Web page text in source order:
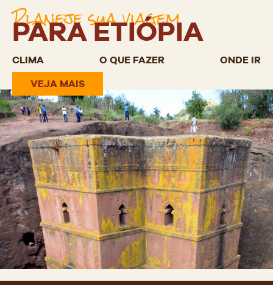
Planeje sua viagem
PARA ETIÓPIA
CLIMA O QUE FAZER ONDE IR
VEJA MAIS